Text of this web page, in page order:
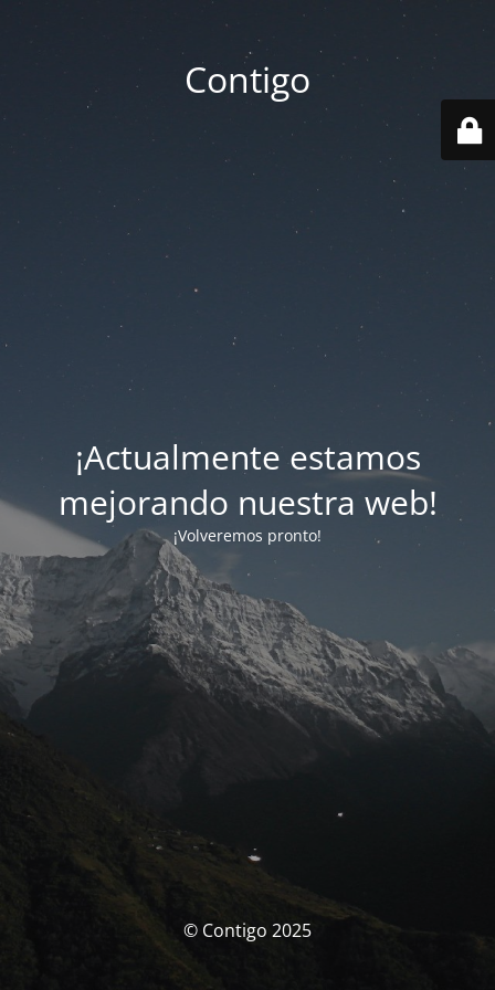
Contigo
¡Actualmente estamos
mejorando nuestra web!
¡Volveremos pronto!
© Contigo 2025